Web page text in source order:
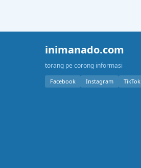
inimanado.com
torang pe corong informasi
Facebook Instagram TikTok